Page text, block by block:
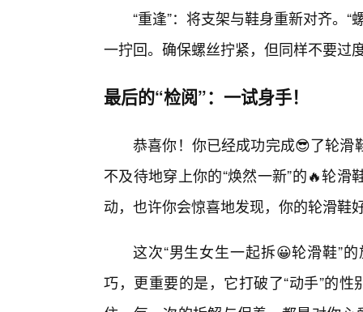
“重逢”：将支架与鞋身重新对齐。
一拧回。确保螺丝拧紧，但同样不要过
最后的“检阅”：一试身手！
恭喜你！你已经成功完成😎了轮滑
不及待地穿上你的“焕然一新”的🔥轮
动，也许你会惊喜地发现，你的轮滑鞋
这次“男生女生一起拆😀轮滑鞋”
巧，更重要的是，它打破了“动手”的